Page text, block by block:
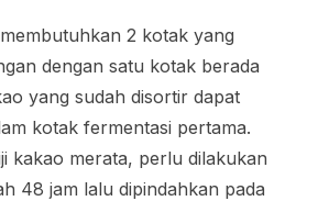
2 kotak yang
dengan satu kotak berada
yang sudah disortir dapat
kotak fermentasi pertama.
kakao merata, perlu dilakukan
48 jam lalu dipindahkan pada